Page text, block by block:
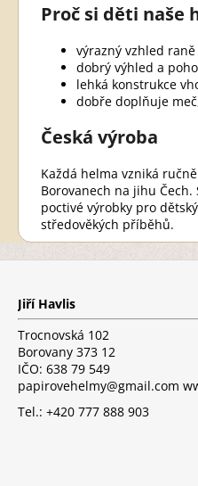
Proč si děti naše
výrazný vzhled
dobrý výhled a
lehká konstrukce
dobře doplňuje
Česká výroba
Každá helma vzniká
Borovanech na jihu Čech.
poctivé výrobky pro
středověkých příběhů.
Z
Jiří Havlis
Trocnovská 102
Borovany 373 12
IČO: 638 79 549
papirovehelmy@gmail.com
Tel.: +420 777 888 903